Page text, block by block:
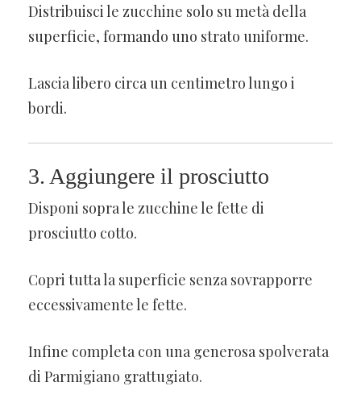
Distribuisci le zucchine solo su metà della
superficie, formando uno strato uniforme.
Lascia libero circa un centimetro lungo i
bordi.
3. Aggiungere il prosciutto
Disponi sopra le zucchine le fette di
prosciutto cotto.
Copri tutta la superficie senza sovrapporre
eccessivamente le fette.
Infine completa con una generosa spolverata
di Parmigiano grattugiato.